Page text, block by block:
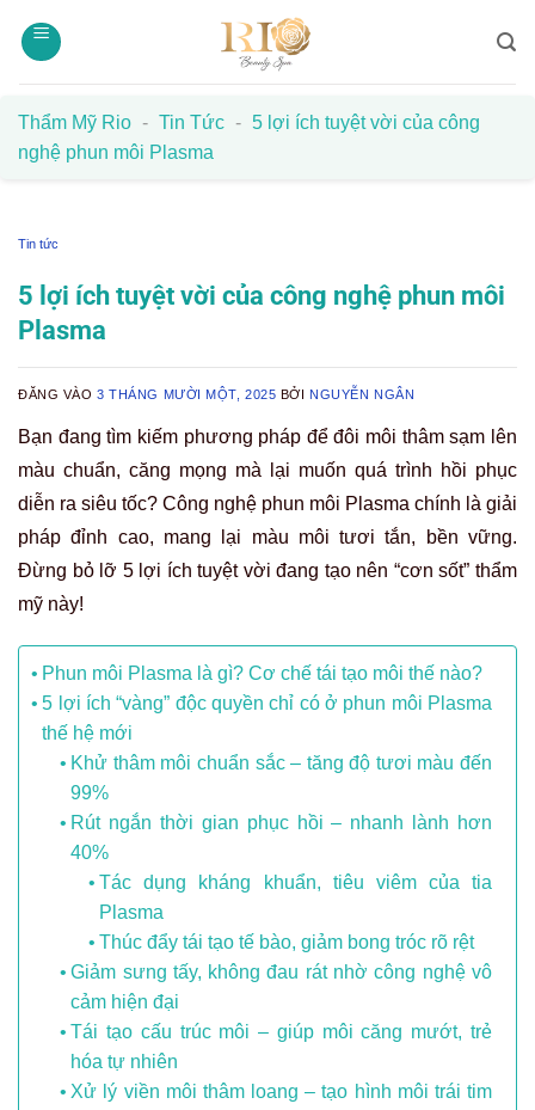
qua
Thẩm Mỹ Rio - Tin Tức - 5 lợi ích tuyệt vời của công
nghệ phun môi Plasma
Tin tức
5 lợi ích tuyệt vời của công nghệ phun môi
Plasma
ĐĂNG VÀO3 THÁNG MƯỜI MỘT, 2025 BỞI NGUYỄN NGÂN
Bạn đang tìm kiếm phương pháp để đôi môi thâm sạm lên
màu chuẩn, căng mọng mà lại muốn quá trình hồi phục
diễn ra siêu tốc? Công nghệ phun môi Plasma chính là giải
pháp đỉnh cao, mang lại màu môi tươi tắn, bền vững.
Đừng bỏ lỡ 5 lợi ích tuyệt vời đang tạo nên “cơn sốt” thẩm
mỹ này!
Phun môi Plasma là gì? Cơ chế tái tạo môi thế nào?
5 lợi ích “vàng” độc quyền chỉ có ở phun môi Plasma
thế hệ mới
Khử thâm môi chuẩn sắc – tăng độ tươi màu đến
99%
Rút ngắn thời gian phục hồi – nhanh lành hơn
40%
Tác dụng kháng khuẩn, tiêu viêm của tia
Plasma
Thúc đẩy tái tạo tế bào, giảm bong tróc rõ rệt
Giảm sưng tấy, không đau rát nhờ công nghệ vô
cảm hiện đại
Tái tạo cấu trúc môi – giúp môi căng mướt, trẻ
hóa tự nhiên
Xử lý viền môi thâm loang – tạo hình môi trái tim